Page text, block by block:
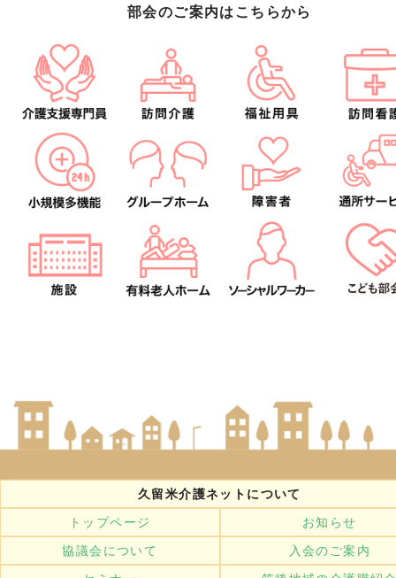
部会のご案内はこちらから
久留米介護ネットについて
トップページ
お知らせ
協議会について
入会のご案内